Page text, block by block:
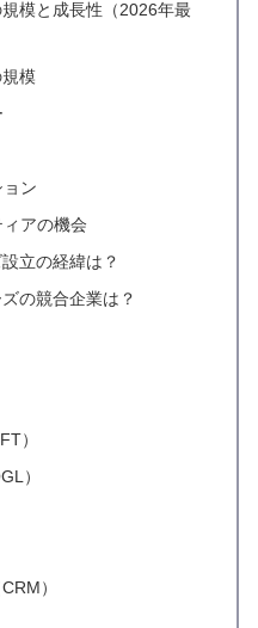
模と成長性（2026年最
模
ン
アの機会
立の経緯は？
の競合企業は？
）
）
）